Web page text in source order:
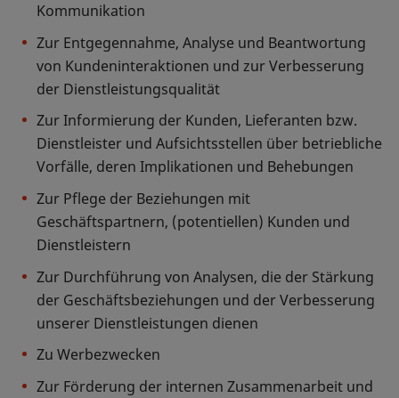
Kommunikation
Zur Entgegennahme, Analyse und Beantwortung
von Kundeninteraktionen und zur Verbesserung
der Dienstleistungsqualität
Zur Informierung der Kunden, Lieferanten bzw.
Dienstleister und Aufsichtsstellen über betriebliche
Vorfälle, deren Implikationen und Behebungen
Zur Pflege der Beziehungen mit
Geschäftspartnern, (potentiellen) Kunden und
Dienstleistern
Zur Durchführung von Analysen, die der Stärkung
der Geschäftsbeziehungen und der Verbesserung
unserer Dienstleistungen dienen
Zu Werbezwecken
Zur Förderung der internen Zusammenarbeit und